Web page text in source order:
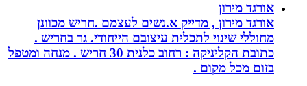
אורגד מירון
אורגד מירון , מדייק א.נשים לעצמם .חריש מכוונן
מחוללי שינוי לתכלית עיצובם הייחודי. גר בחריש .
כתובת הקליניקה : רחוב כלנית 30 חריש . מנחה ומטפל
בזום מכל מקום .